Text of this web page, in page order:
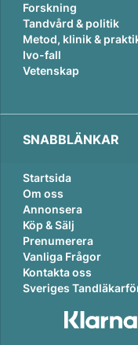
Forskning
Tandvård & politik
Metod, klinik &
Ivo-fall
Vetenskap
SNABBLÄNKAR
Startsida
Om oss
Annonsera
Köp & Sälj
Prenumerera
Vanliga Frågor
Kontakta oss
Sveriges